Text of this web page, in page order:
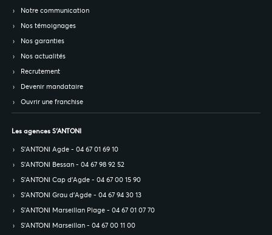
Notre communication
Nos témoignages
Nos garanties
Nos actualités
Recrutement
Devenir mandataire
Ouvrir une franchise
Les agences S’ANTONI
S’ANTONI Agde - 04 67 01 69 10
S’ANTONI Bessan - 04 67 98 92 52
S’ANTONI Cap d'Agde - 04 67 00 15 90
S’ANTONI Grau d'Agde - 04 67 94 30 13
S’ANTONI Marseillan Plage - 04 67 01 07 70
S’ANTONI Marseillan - 04 67 00 11 00